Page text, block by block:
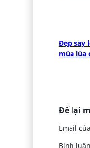
Đẹp say
mùa lúa
Để lại
Email
Bình luận